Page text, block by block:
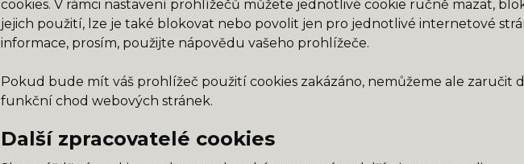
cookies. V rámci nastavení prohlížečů můžete jednotlivé cookie ručně mazat,
jejich použití, lze je také blokovat nebo povolit jen pro jednotlivé internetové
informace, prosím, použijte nápovědu vašeho prohlížeče.
Pokud bude mít váš prohlížeč použití cookies zakázáno, nemůžeme ale zaručit
funkční chod webových stránek.
Další zpracovatelé cookies